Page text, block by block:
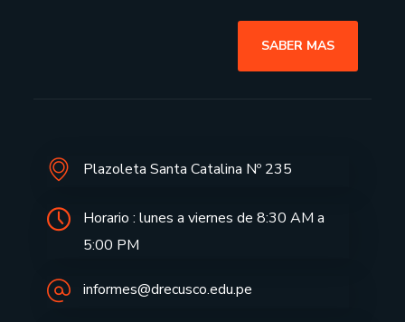
SABER MAS
Plazoleta Santa Catalina Nº 235
Horario : lunes a viernes de 8:30 AM a
5:00 PM
informes@drecusco.edu.pe